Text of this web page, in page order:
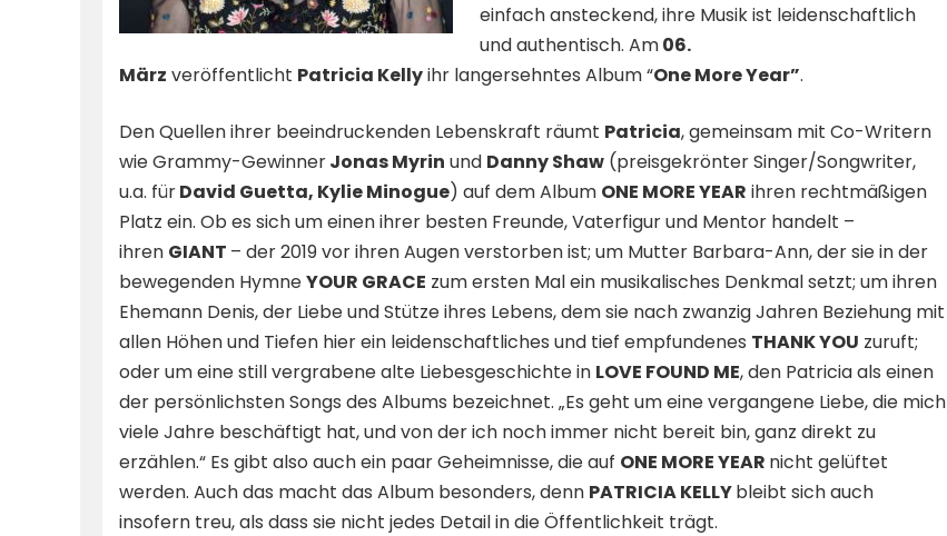
einfach ansteckend, ihre Musik ist leidenschaftlich
und authentisch. Am06.
März veröffentlicht Patricia Kellyihr langersehntes Album “One More Year”.
Den Quellen ihrer beeindruckenden Lebenskraft räumt Patricia, gemeinsam mit Co-Writern
wie Grammy-GewinnerJonas Myrin und Danny Shaw (preisgekrönter Singer/Songwriter,
u.a. fürDavid Guetta, Kylie Minogue) auf dem Album ONE MORE YEAR ihren rechtmäßigen
Platz ein. Ob es sich um einen ihrer besten Freunde, Vaterfigur und Mentor handelt –
ihren GIANT – der 2019 vor ihren Augen verstorben ist; um Mutter Barbara-Ann, der sie in der
bewegenden HymneYOUR GRACE zum ersten Mal ein musikalisches Denkmal setzt; um ihren
Ehemann Denis, der Liebe und Stütze ihres Lebens, dem sie nach zwanzig Jahren Beziehung mit
allen Höhen und Tiefen hier ein leidenschaftliches und tief empfundenes THANK YOU zuruft;
oder um eine still vergrabene alte Liebesgeschichte in LOVE FOUND ME, den Patricia als einen
der persönlichsten Songs des Albums bezeichnet. „Es geht um eine vergangene Liebe, die mich
viele Jahre beschäftigt hat, und von der ich noch immer nicht bereit bin, ganz direkt zu
erzählen.“ Es gibt also auch ein paar Geheimnisse, die auf ONE MORE YEAR nicht gelüftet
werden. Auch das macht das Album besonders, denn PATRICIA KELLYbleibt sich auch
insofern treu, als dass sie nicht jedes Detail in die Öffentlichkeit trägt.